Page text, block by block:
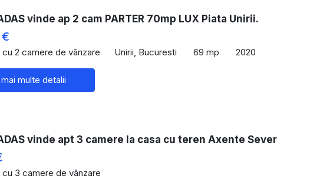
vinde ap 2 cam PARTER 70mp LUX Piata Unirii.
2 camere de vânzare Unirii, Bucuresti 69 mp 2020
multe detalii
vinde apt 3 camere la casa cu teren Axente Sever
3 camere de vânzare